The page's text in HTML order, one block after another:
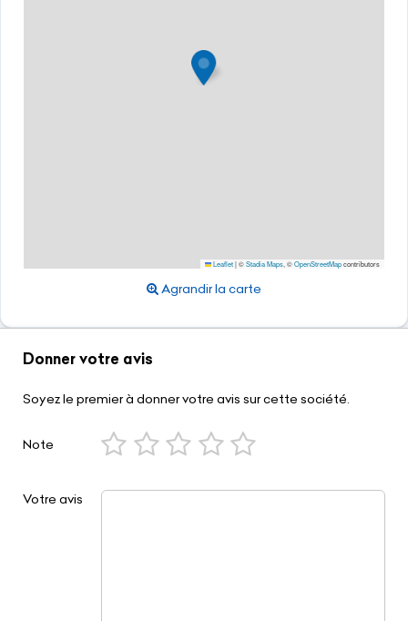
Leaflet|©Stadia Maps , ©OpenStreetMapcontributors
Agrandir la carte
Donner votre avis
Soyez le premier à donner votre avis sur cette société.
Note
Votre avis